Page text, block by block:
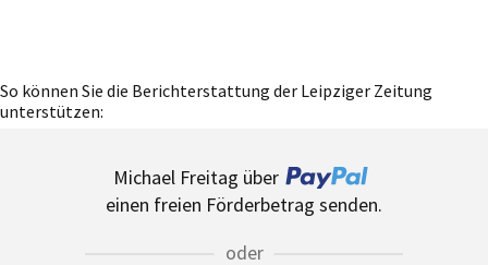
So können Sie die Berichterstattung der Leipziger Zeitung
unterstützen:
Michael Freitag über
einen freien Förderbetrag senden.
oder